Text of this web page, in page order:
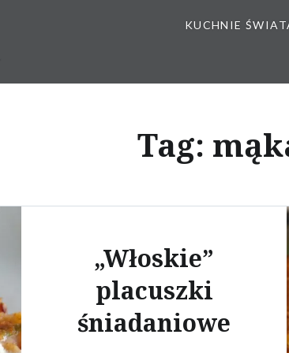
KUCHNIE
Tag:
„Włoskie”
placuszki
śniadaniowe